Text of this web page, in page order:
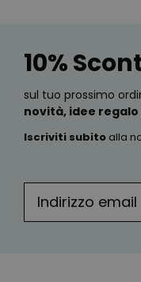
10%
sul tuo prossimo
novità, idee
Iscriviti subito alla